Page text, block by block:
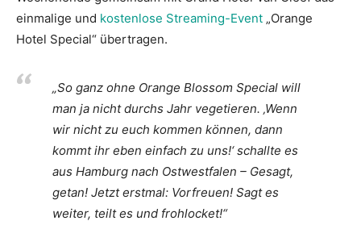
einmalige und kostenlose Streaming-Event „Orange
Hotel Special“ übertragen.
„So ganz ohne Orange Blossom Special will
man ja nicht durchs Jahr vegetieren. ‚Wenn
wir nicht zu euch kommen können, dann
kommt ihr eben einfach zu uns!‘ schallte es
aus Hamburg nach Ostwestfalen – Gesagt,
getan! Jetzt erstmal: Vorfreuen! Sagt es
weiter, teilt es und frohlocket!“